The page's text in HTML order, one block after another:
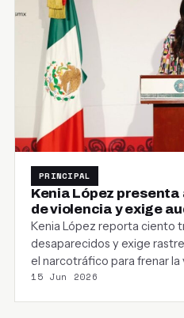
PRINCIPAL
Kenia López
de violencia y exige
Kenia López reporta ciento
desaparecidos y exige
el narcotráfico para frenar la
15 Jun 2026